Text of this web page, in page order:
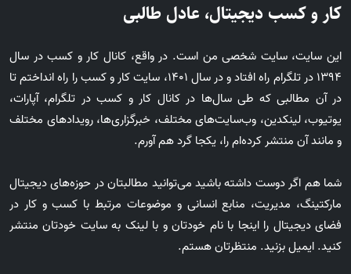
کار و کسب دیجیتال، عادل طالبی
این سایت، سایت شخصی من است. در واقع، کانال کار و کسب در سال
1394 در تلگرام راه افتاد و در سال 1401، سایت کار و کسب را راه انداختم تا
در آن مطالبی که طی سال‌ها در کانال کار و کسب در تلگرام، آپارات،
یوتیوب، لینکدین، وب‌سایت‌های مختلف، خبرگزاری‌ها، رویدادهای مختلف
و مانند آن منتشر کرده‌ام را، یکجا گرد هم آورم.
شما هم اگر دوست داشته باشید می‌توانید مطالبتان در حوزه‌های دیجیتال
مارکتینگ، مدیریت، منابع انسانی و موضوعات مرتبط با کسب و کار در
فضای دیجیتال را اینجا با نام خودتان و با لینک به سایت خودتان منتشر
کنید. ایمیل بزنید. منتظرتان هستم.